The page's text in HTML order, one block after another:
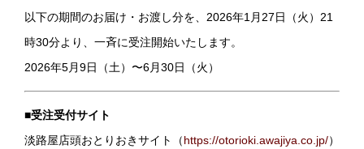
以下の期間のお届け・お渡し分を、2026年1月27日（火）21
時30分より、一斉に受注開始いたします。
2026年5月9日（土）〜6月30日（火）
■受注受付サイト
淡路屋店頭おとりおきサイト（https://otorioki.awajiya.co.jp/）